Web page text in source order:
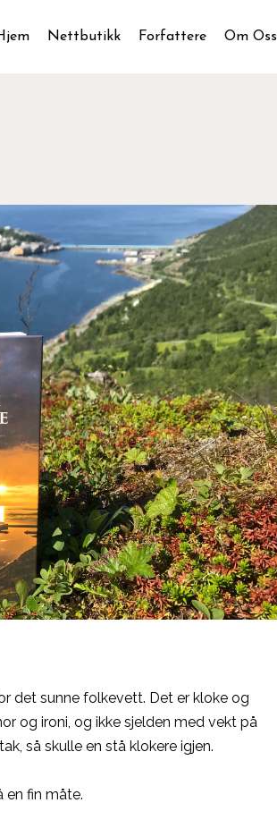
Nettbutikk Forfattere Om Oss
det sunne folkevett. Det er kloke og
og ironi, og ikke sjelden med vekt på
så skulle en stå klokere igjen.
en fin måte.